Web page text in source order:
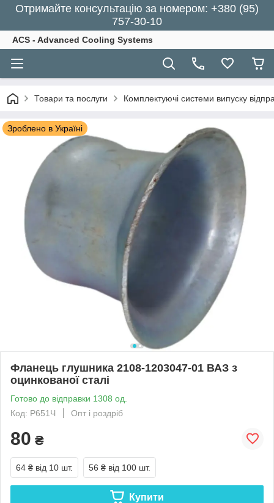
Отримайте консультацію за номером: +380 (95)
757-30-10
ACS - Advanced Cooling Systems
Товари та послуги Комплектуючі системи випуску
Зроблено в Україні
Фланець глушника 2108-1203047-01 ВАЗ з
оцинкованої сталі
Готово до відправки 1308 од.
Код: Р651Ч
Опт і роздріб
80 ₴
64 ₴ від 10 шт. 56 ₴ від 100 шт.
Купити